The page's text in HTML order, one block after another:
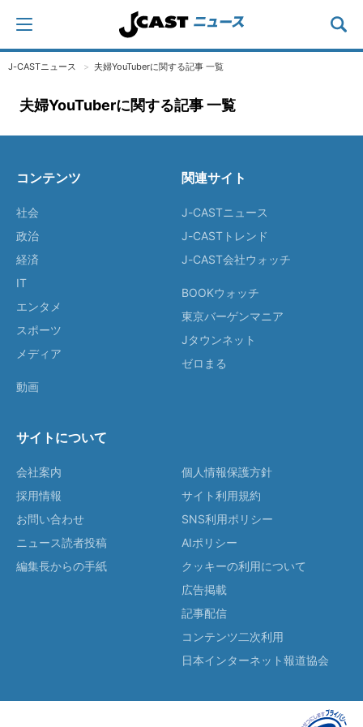
J-CASTニュース 夫婦YouTuberに関する記事 一覧
夫婦YouTuberに関する記事 一覧
コンテンツ
社会
政治
経済
IT
エンタメ
スポーツ
メディア
動画
関連サイト
J-CASTニュース
J-CASTトレンド
J-CAST会社ウォッチ
BOOKウォッチ
東京バーゲンマニア
Jタウンネット
ゼロまる
サイトについて
会社案内
採用情報
お問い合わせ
ニュース読者投稿
編集長からの手紙
個人情報保護方針
サイト利用規約
SNS利用ポリシー
AIポリシー
クッキーの利用について
広告掲載
記事配信
コンテンツ二次利用
日本インターネット報道協会